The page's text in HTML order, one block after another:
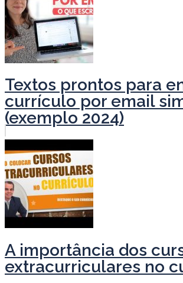
Textos prontos para
currículo por email
(exemplo 2024)
A importância dos
extracurriculares no